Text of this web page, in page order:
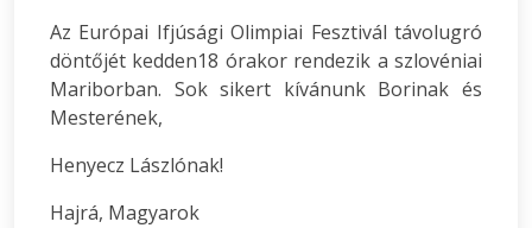
Az Európai Ifjúsági Olimpiai Fesztivál távolugró
döntőjét kedden18 órakor rendezik a szlovéniai
Mariborban. Sok sikert kívánunk Borinak és
Mesterének,
Henyecz Lászlónak!
Hajrá, Magyarok